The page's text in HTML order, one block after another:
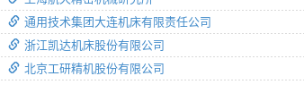
通用技术集团大连机床有限责任公司
浙江凯达机床股份有限公司
北京工研精机股份有限公司